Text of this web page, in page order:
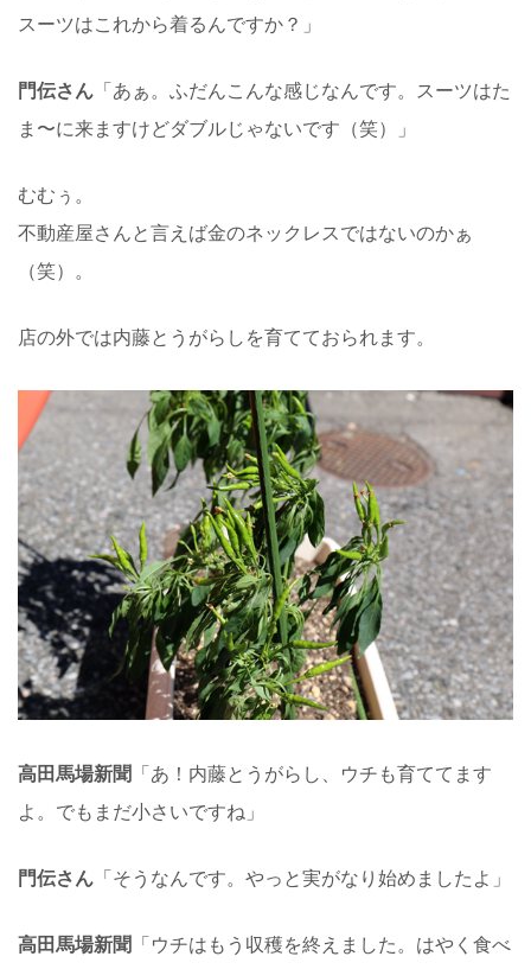
スーツはこれから着るんですか？」
門伝さん 「あぁ。ふだんこんな感じなんです。スーツはた
ま〜に来ますけどダブルじゃないです（笑）」
むむぅ。
不動産屋さんと言えば金のネックレスではないのかぁ
（笑）。
店の外では内藤とうがらしを育てておられます。
高田馬場新聞 「あ！内藤とうがらし、ウチも育ててます
よ。でもまだ小さいですね」
門伝さん 「そうなんです。やっと実がなり始めましたよ」
高田馬場新聞 「ウチはもう収穫を終えました。はやく食べ